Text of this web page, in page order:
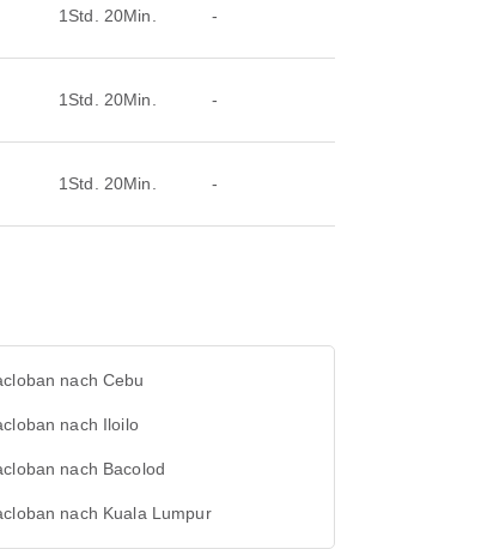
1Std. 20Min. -
1Std. 20Min. -
1Std. 20Min. -
nach Cebu
nach Iloilo
nach Bacolod
nach Kuala Lumpur